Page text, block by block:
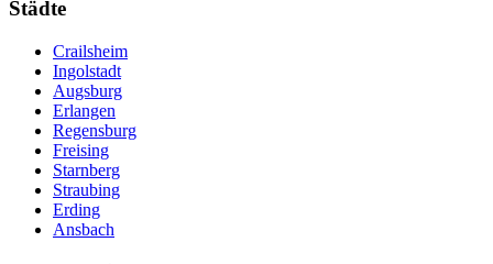
Städte
Crailsheim
Ingolstadt
Augsburg
Erlangen
Regensburg
Freising
Starnberg
Straubing
Erding
Ansbach